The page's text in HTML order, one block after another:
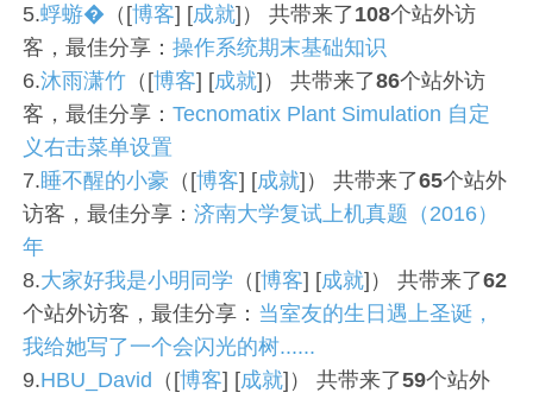
5.蜉蝣� （[博客] [成就]） 共带来了108个站外访
客，最佳分享：操作系统期末基础知识
6.沐雨潇竹 （[博客] [成就]） 共带来了86个站外访
客，最佳分享：Tecnomatix Plant Simulation 自定
义右击菜单设置
7.睡不醒的小豪 （[博客] [成就]） 共带来了65个站外
访客，最佳分享：济南大学复试上机真题（2016）
年
8.大家好我是小明同学 （[博客] [成就]） 共带来了62
个站外访客，最佳分享： 当室友的生日遇上圣诞，
我给她写了一个会闪光的树......
9.HBU_David （[博客] [成就]） 共带来了59个站外